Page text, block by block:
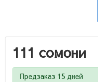
111 сомони
Предзаказ 15 дней